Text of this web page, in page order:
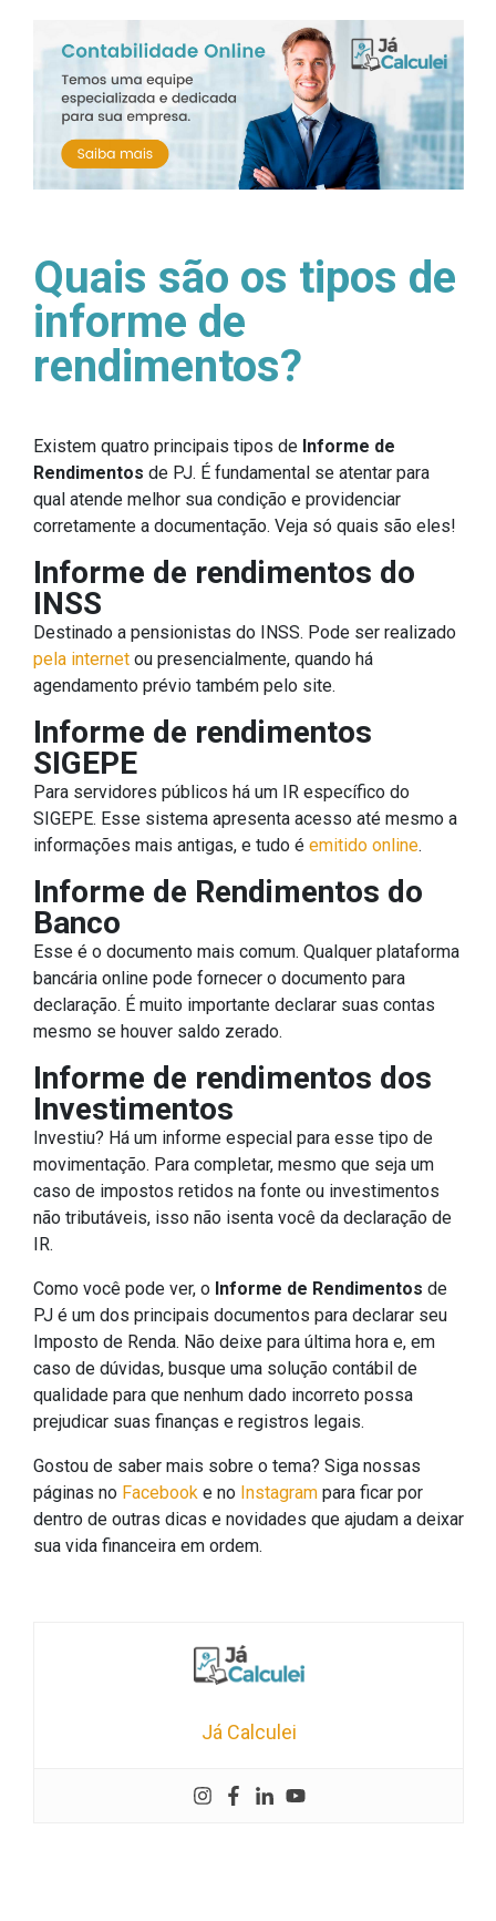
Quais são os tipos de
informe de
rendimentos?
Existem quatro principais tipos de Informe de
Rendimentos de PJ. É fundamental se atentar para
qual atende melhor sua condição e providenciar
corretamente a documentação. Veja só quais são eles!
Informe de rendimentos do
INSS
Destinado a pensionistas do INSS. Pode ser realizado
pela internet ou presencialmente, quando há
agendamento prévio também pelo site.
Informe de rendimentos
SIGEPE
Para servidores públicos há um IR específico do
SIGEPE. Esse sistema apresenta acesso até mesmo a
informações mais antigas, e tudo é emitido online.
Informe de Rendimentos do
Banco
Esse é o documento mais comum. Qualquer plataforma
bancária online pode fornecer o documento para
declaração. É muito importante declarar suas contas
mesmo se houver saldo zerado.
Informe de rendimentos dos
Investimentos
Investiu? Há um informe especial para esse tipo de
movimentação. Para completar, mesmo que seja um
caso de impostos retidos na fonte ou investimentos
não tributáveis, isso não isenta você da declaração de
IR.
Como você pode ver, o Informe de Rendimentos de
PJ é um dos principais documentos para declarar seu
Imposto de Renda. Não deixe para última hora e, em
caso de dúvidas, busque uma solução contábil de
qualidade para que nenhum dado incorreto possa
prejudicar suas finanças e registros legais.
Gostou de saber mais sobre o tema? Siga nossas
páginas no Facebook e no Instagram para ficar por
dentro de outras dicas e novidades que ajudam a deixar
sua vida financeira em ordem.
Já Calculei